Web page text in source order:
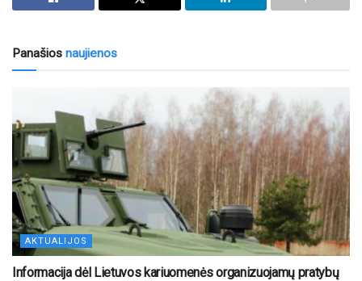
Panašios naujienos
AKTUALIJOS
Informacija dėl Lietuvos kariuomenės organizuojamų pratybų